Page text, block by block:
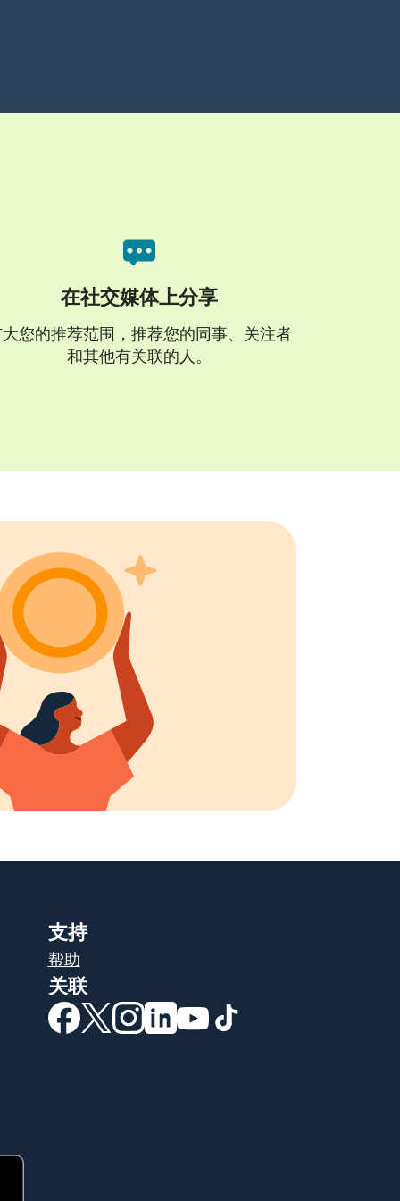
在社交媒体上分享
大您的推荐范围，推荐您的同事、关注者
和其他有关联的人。
支持
帮助
关联
（在新窗口中打开）
（在新窗口中打开）
（在新窗口中打开）
（在新窗口中打开）
（在新窗口中打开）